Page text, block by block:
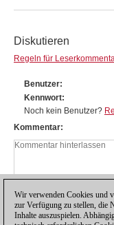
Diskutieren
Regeln für
Benutzer
Kennwort
Noch kein Benutzer?
Kommentar
Wir verwenden Cookies und
zur Verfügung zu stellen, die
Inhalte auszuspielen.